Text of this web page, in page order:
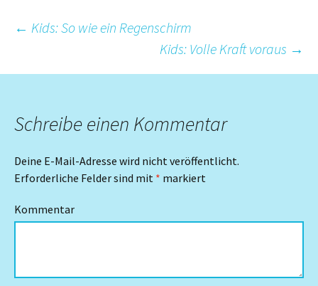
Beitrags-
Navigation
← Kids: So wie ein Regenschirm
Kids: Volle Kraft voraus →
Schreibe einen Kommentar
Deine E-Mail-Adresse wird nicht veröffentlicht.
Erforderliche Felder sind mit * markiert
Kommentar